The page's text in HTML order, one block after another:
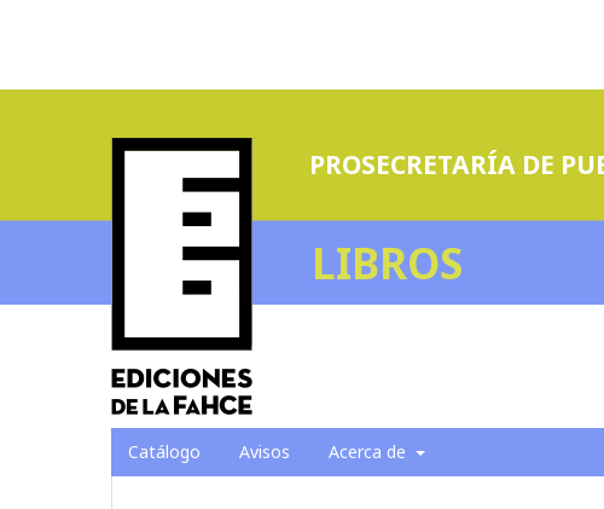
PROSECRETARÍA DE
LIBROS
Catálogo Avisos Acerca de